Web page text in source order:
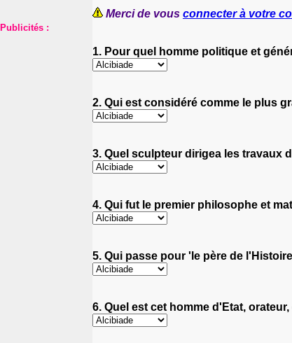
Publicités :
Merci de vous connecter à votre
1. Pour quel homme politique et
2. Qui est considéré comme le plus
3. Quel sculpteur dirigea les travaux
4. Qui fut le premier philosophe et
5. Qui passe pour 'le père de
6. Quel est cet homme d'Etat,